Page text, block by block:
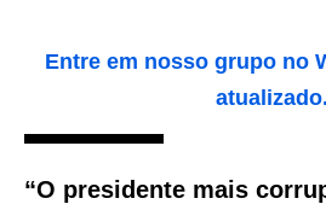
Entre em nosso grupo no
atualizado.
“O presidente mais